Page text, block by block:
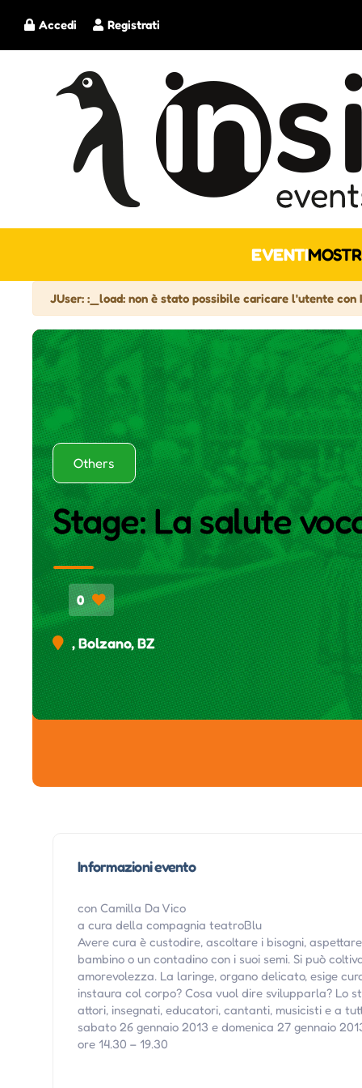
Registrati
Accedi
EVENTI
Attenzione
JUser: :_load: non è stato possibile caricare l'utente con
Others
Stage: La salute
0
, Bolzano, BZ
Informazioni evento
con Camilla Da Vico
a cura della compagnia teatroBlu
Avere cura è custodire, ascoltare i bisogni,
bambino o un contadino con i suoi semi. Si può
amorevolezza. La laringe, organo delicato, esige
instaura col corpo? Cosa vuol dire svilupparla? Lo
attori, insegnati, educatori, cantanti, musicisti e a
sabato 26 gennaio 2013 e domenica 27 gennaio
ore 14.30 – 19.30